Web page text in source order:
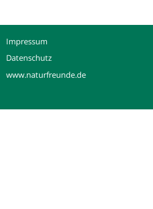
Impressum
Datenschutz
www.naturfreunde.de